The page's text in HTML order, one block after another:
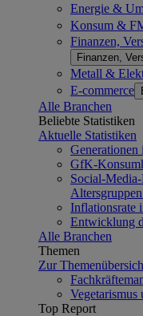
Energie &
Konsum &
Finanzen,
Finanzen,
Metall &
E-commerce
Alle Branchen
Beliebte Statistiken
Aktuelle Statistiken
Generationen
GfK-
Social-
Inflationsrate
Entwicklung
Alle Branchen
Themen
Zur
Vegetarismus
Top Report